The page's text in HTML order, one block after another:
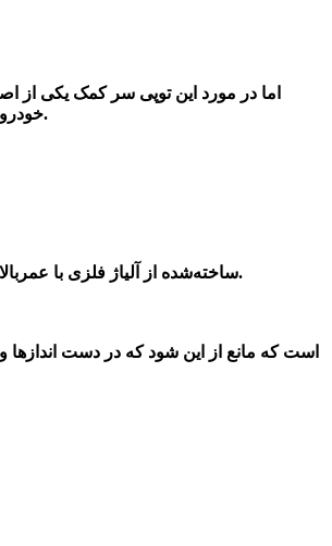
اما در مورد این توپی سر کمک یکی
سرنشینان می گردد.
ساخته‌شده از آلیاژ فلزی با عمربالا و مقاومت زیاد در برابر ضربات می باشند.